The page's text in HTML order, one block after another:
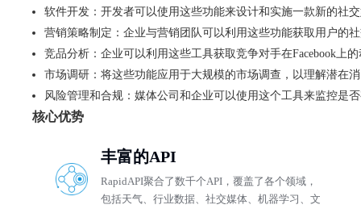
软件开发：开发者可以使用这些功能来设计和实施一款新的社
营销策略制定：企业与营销团队可以利用这些功能获取用户的
竞品分析：企业可以利用这些工具获取竞争对手在Facebook上
市场调研：将这些功能应用于大规模的市场调查，以理解潜在
风险管理和合规：媒体公司和企业可以使用这个工具来监控是
核心优势
丰富的API
RapidAPI聚合了数千个API，覆盖了各个领域，
包括天气、行业数据、社交媒体、机器学习、文